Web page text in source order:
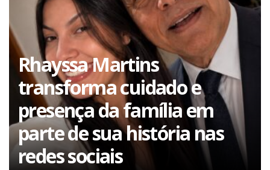
Rhayssa Martins
transforma cuidado e
presença da família em
parte de sua história nas
redes sociais